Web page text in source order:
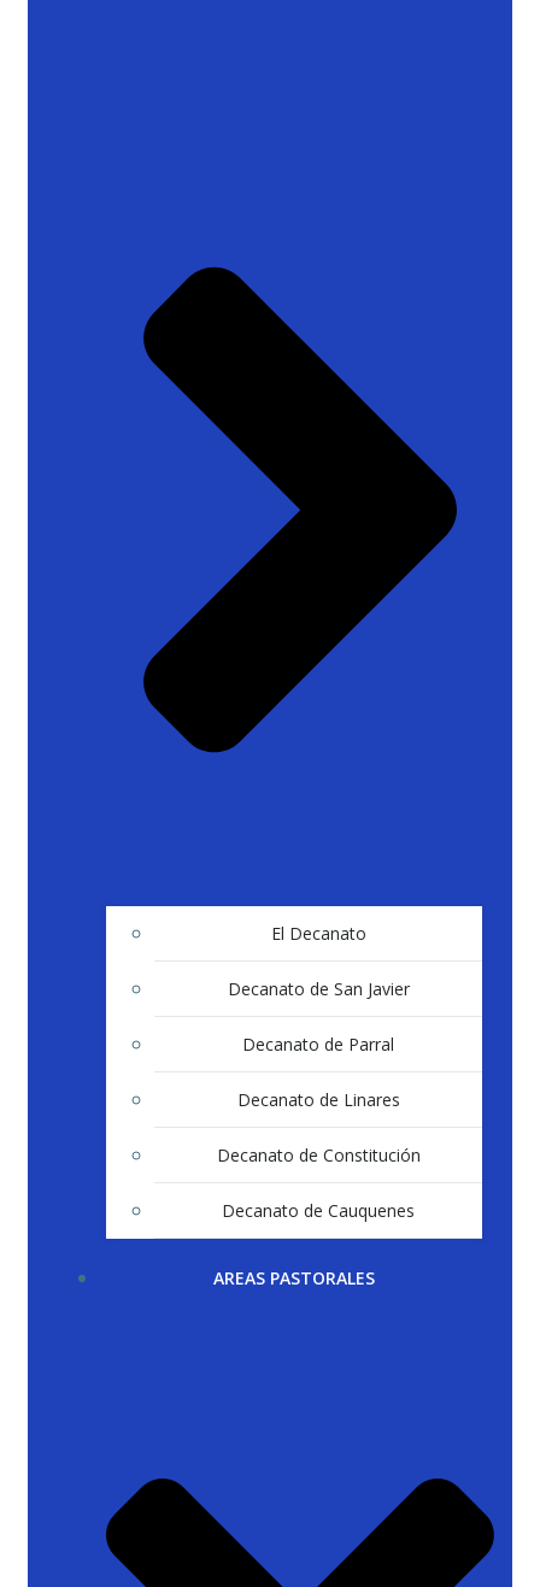
El Decanato
Decanato de San Javier
Decanato de Parral
Decanato de Linares
Decanato de Constitución
Decanato de Cauquenes
AREAS PASTORALES